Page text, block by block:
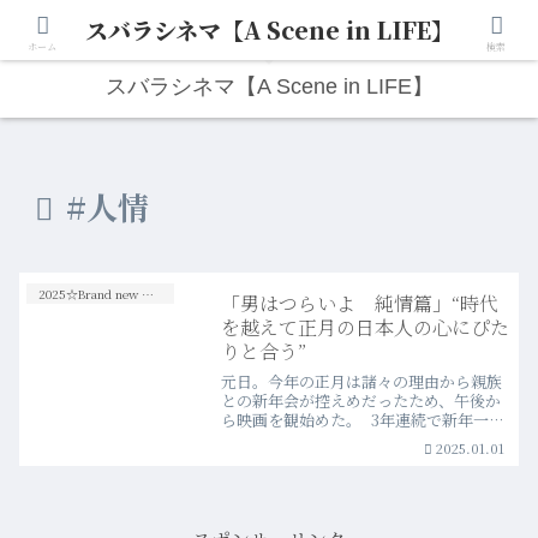
人生は“ひとりごと”から始まる。映画と写真と日々のこと。
スバラシネマ【A Scene in LIFE】
#人情
2025☆Brand new Movies
「男はつらいよ 純情篇」“時代
を越えて正月の日本人の心にぴた
りと合う”
元日。今年の正月は諸々の理由から親族
との新年会が控えめだったため、午後か
ら映画を観始めた。 3年連続で新年一発
2025.01.01
ホーム スバラシネマ【A Scene in LIFE】 検索